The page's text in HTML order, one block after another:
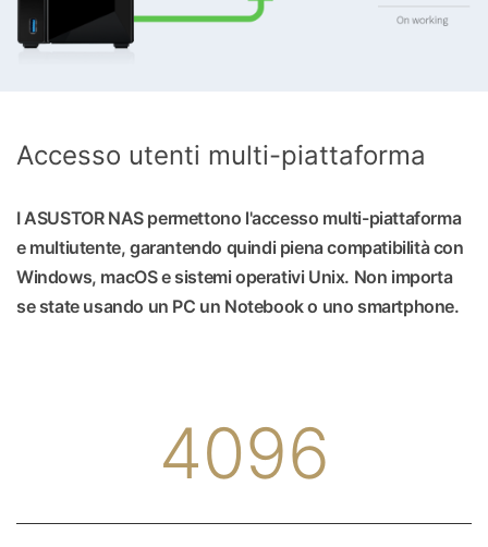
Accesso utenti multi-piattaforma
I ASUSTOR NAS permettono l'accesso multi-piattaforma
e multiutente, garantendo quindi piena compatibilità con
Windows, macOS e sistemi operativi Unix. Non importa
se state usando un PC un Notebook o uno smartphone.
4096